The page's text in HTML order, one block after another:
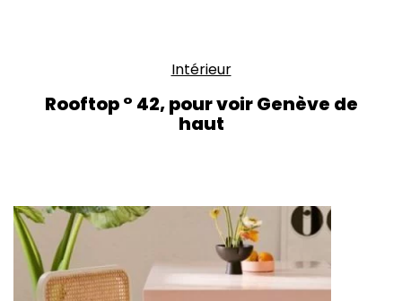
Intérieur
Rooftop ° 42, pour voir Genève de
haut